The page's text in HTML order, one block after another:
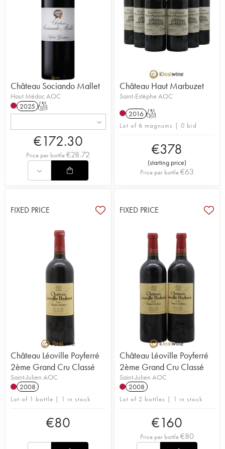
Château Sociando Mallet
Haut Médoc AOC
2025 T
€172.30
Price per bottle€28.72
Château Haut Marbuzet
Saint-Estèphe AOC
2016 T
Lot of 6 magnums | 0 bid
€378
(starting price)
Price per bottle€63
FIXED PRICE
Château Léoville Poyferré
2ème Grand Cru Classé
Saint-Julien AOC
2008
Lot of 1 bottle | 1 in stock
€80
FIXED PRICE
Château Léoville Poyferré
2ème Grand Cru Classé
Saint-Julien AOC
2008
Lot of 2 bottles | 1 in stock
€160
Price per bottle€80